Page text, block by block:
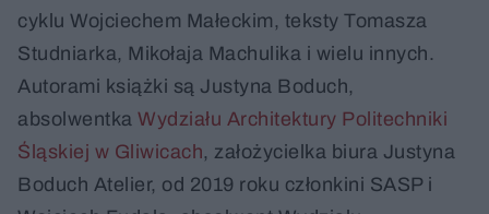
cyklu Wojciechem Małeckim, teksty Tomasza
Studniarka, Mikołaja Machulika i wielu innych.
Autorami książki są Justyna Boduch,
absolwentka Wydziału Architektury Politechniki
Śląskiej w Gliwicach, założycielka biura Justyna
Boduch Atelier, od 2019 roku członkini SASP i